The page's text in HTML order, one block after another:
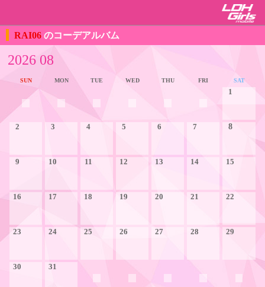
RAI06 のコーデアルバム
2026 08
SUN MON TUE WED THU FRI SAT
1
2 3 4 5 6 7 8
9 10 11 12 13 14 15
16 17 18 19 20 21 22
23 24 25 26 27 28 29
30 31